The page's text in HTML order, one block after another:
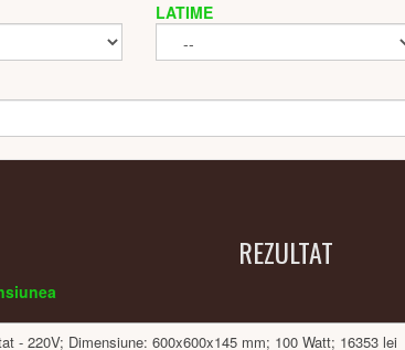
LATIME
REZULTAT
- 220V; Dimensiune: 600x600x145 mm; 100 Watt; 16353 lei